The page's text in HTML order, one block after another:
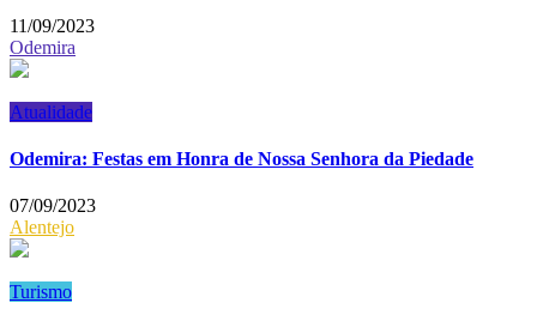
11/09/2023
Odemira
Atualidade
Odemira: Festas em Honra de Nossa Senhora da Piedade
07/09/2023
Alentejo
Turismo